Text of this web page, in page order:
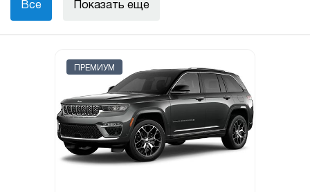
Все Показать еще
ПРЕМИУМ